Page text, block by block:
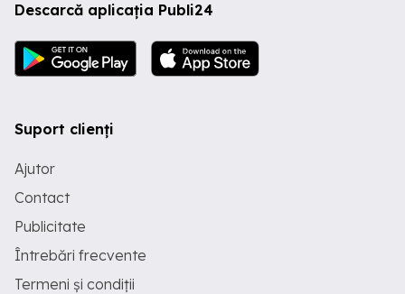
Descarcă aplicația Publi24
Suport clienți
Ajutor
Contact
Publicitate
Întrebări frecvente
Termeni și condiții